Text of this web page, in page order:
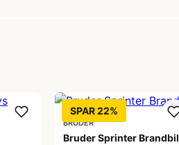
SPAR 22%
BRUDER
Bruder Sprinter Brandbil